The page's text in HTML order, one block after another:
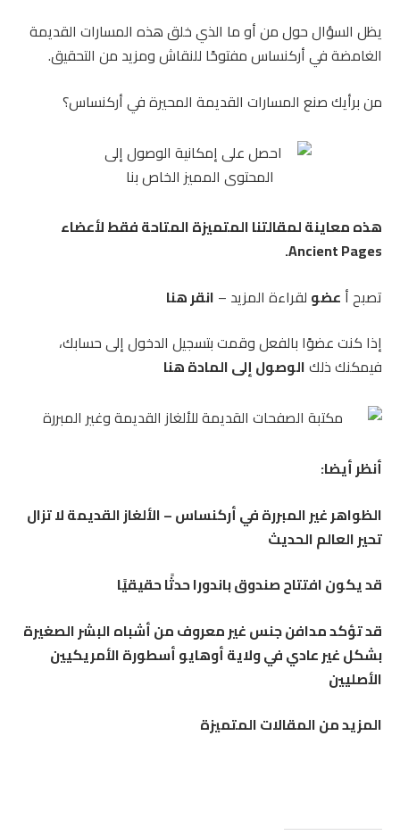
يظل السؤال حول من أو ما الذي خلق هذه المسارات القديمة
الغامضة في أركنساس مفتوحًا للنقاش ومزيد من التحقيق.
من برأيك صنع المسارات القديمة المحيرة في أركنساس؟
هذه معاينة لمقالتنا المتميزة المتاحة فقط لأعضاء
Ancient Pages.
تصبح أ عضو لقراءة المزيد – انقر هنا
إذا كنت عضوًا بالفعل وقمت بتسجيل الدخول إلى حسابك،
فيمكنك ذلكالوصول إلى المادة هنا
أنظر أيضا:
الظواهر غير المبررة في أركنساس – الألغاز القديمة لا تزال
تحير العالم الحديث
قد يكون افتتاح صندوق باندورا حدثًا حقيقيًا
قد تؤكد مدافن جنس غير معروف من أشباه البشر الصغيرة
بشكل غير عادي في ولاية أوهايو أسطورة الأمريكيين
الأصليين
المزيد من المقالات المتميزة